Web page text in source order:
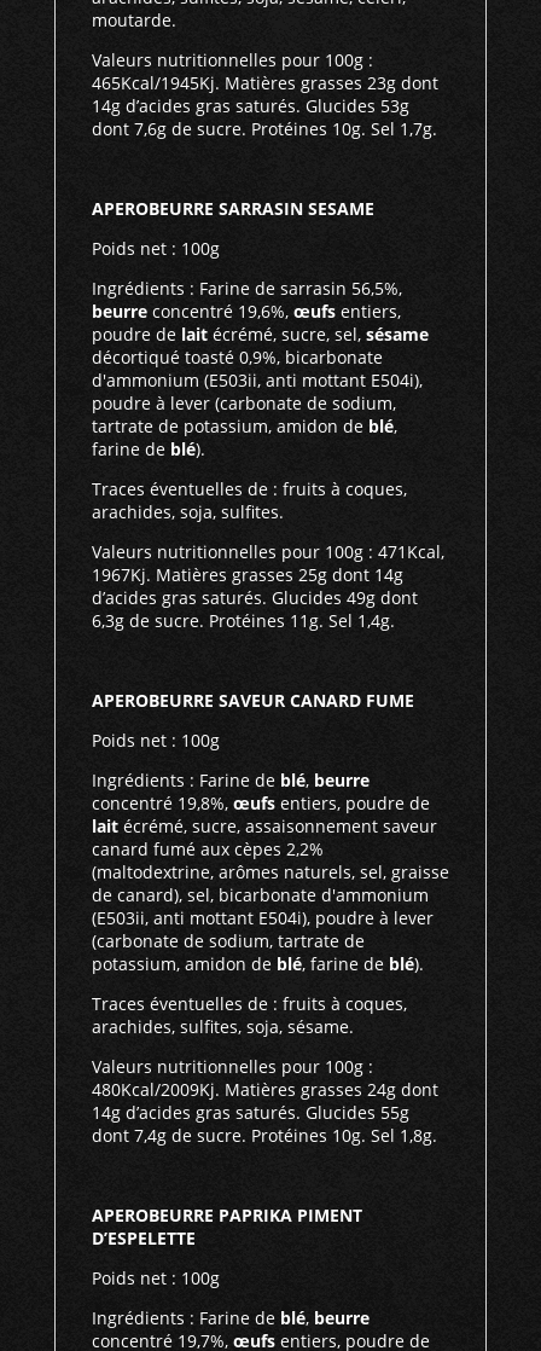
moutarde.
Valeurs nutritionnelles pour 100g :
465Kcal/1945Kj. Matières grasses 23g dont
14g d’acides gras saturés. Glucides 53g
dont 7,6g de sucre. Protéines 10g. Sel 1,7g.
APEROBEURRE SARRASIN SESAME
Poids net : 100g
Ingrédients : Farine de sarrasin 56,5%,
beurreconcentré 19,6%, œufsentiers,
poudre de laitécrémé, sucre, sel, sésame
décortiqué toasté 0,9%, bicarbonate
d'ammonium (E503ii, anti mottant E504i),
poudre à lever (carbonate de sodium,
tartrate de potassium, amidon de blé,
farine de blé).
Traces éventuelles de : fruits à coques,
arachides, soja, sulfites.
Valeurs nutritionnelles pour 100g : 471Kcal,
1967Kj. Matières grasses 25g dont 14g
d’acides gras saturés. Glucides 49g dont
6,3g de sucre. Protéines 11g. Sel 1,4g.
APEROBEURRE SAVEUR CANARD FUME
Poids net : 100g
Ingrédients : Farine de blé, beurre
concentré 19,8%, œufsentiers, poudre de
lait écrémé, sucre, assaisonnement saveur
canard fumé aux cèpes 2,2%
(maltodextrine, arômes naturels, sel, graisse
de canard), sel, bicarbonate d'ammonium
(E503ii, anti mottant E504i), poudre à lever
(carbonate de sodium, tartrate de
potassium, amidon de blé, farine de blé).
Traces éventuelles de : fruits à coques,
arachides, sulfites, soja, sésame.
Valeurs nutritionnelles pour 100g :
480Kcal/2009Kj. Matières grasses 24g dont
14g d’acides gras saturés. Glucides 55g
dont 7,4g de sucre. Protéines 10g. Sel 1,8g.
APEROBEURRE PAPRIKA PIMENT
D’ESPELETTE
Poids net : 100g
Ingrédients : Farine de blé, beurre
concentré 19,7%, œufsentiers, poudre de